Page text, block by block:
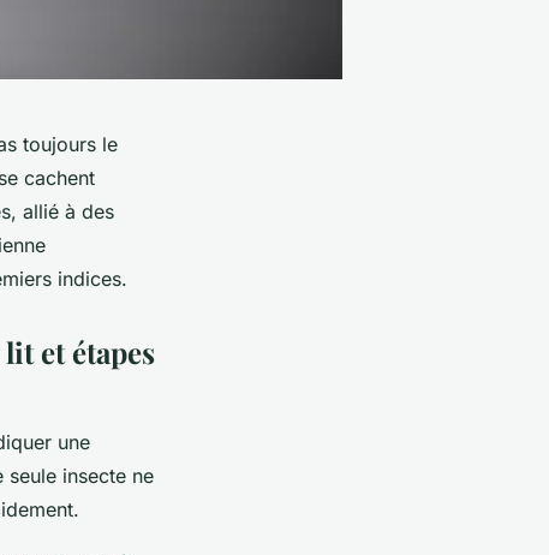
toujours le
cachent
allié à des
indices.
et étapes
une
insecte ne